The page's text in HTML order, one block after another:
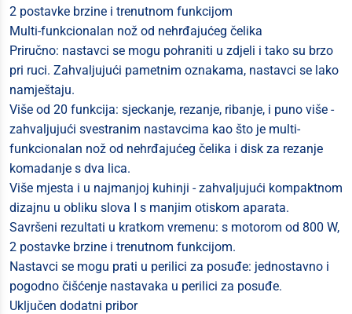
2 postavke brzine i trenutnom funkcijom
Multi-funkcionalan nož od nehrđajućeg čelika
Priručno: nastavci se mogu pohraniti u zdjeli i tako su brzo
pri ruci. Zahvaljujući pametnim oznakama, nastavci se lako
namještaju.
Više od 20 funkcija: sjeckanje, rezanje, ribanje, i puno više -
zahvaljujući svestranim nastavcima kao što je multi-
funkcionalan nož od nehrđajućeg čelika i disk za rezanje
komadanje s dva lica.
Više mjesta i u najmanjoj kuhinji - zahvaljujući kompaktnom
dizajnu u obliku slova I s manjim otiskom aparata.
Savršeni rezultati u kratkom vremenu: s motorom od 800 W,
2 postavke brzine i trenutnom funkcijom.
Nastavci se mogu prati u perilici za posuđe: jednostavno i
pogodno čišćenje nastavaka u perilici za posuđe.
Uključen dodatni pribor